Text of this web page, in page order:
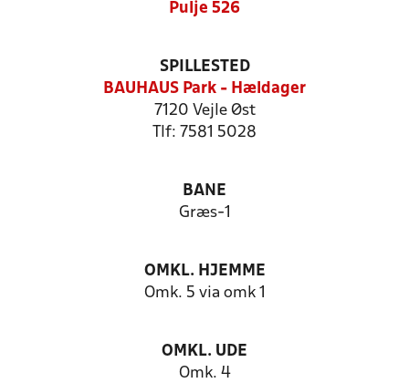
Pulje 526
SPILLESTED
BAUHAUS Park - Hældager
7120 Vejle Øst
Tlf: 7581 5028
BANE
Græs-1
OMKL. HJEMME
Omk. 5 via omk 1
OMKL. UDE
Omk. 4